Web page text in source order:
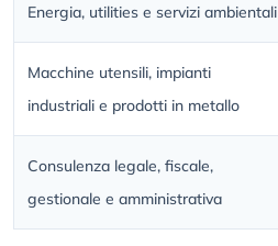
Energia, utilities e servizi ambientali
Macchine utensili, impianti
industriali e prodotti in metallo
Consulenza legale, fiscale,
gestionale e amministrativa